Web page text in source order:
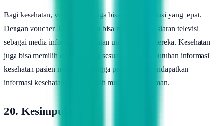
Bagi kesehatan, voucher TV juga bisa menjadi solusi yang tepat.
Dengan voucher TV, kesehatan bisa menawarkan siaran televisi
sebagai media informasi kesehatan untuk pasien mereka. Kesehatan
juga bisa memilih channel yang sesuai dengan kebutuhan informasi
kesehatan pasien mereka, sehingga pasien bisa mendapatkan
informasi kesehatan dengan lebih mudah dan nyaman.
20. Kesimpulan